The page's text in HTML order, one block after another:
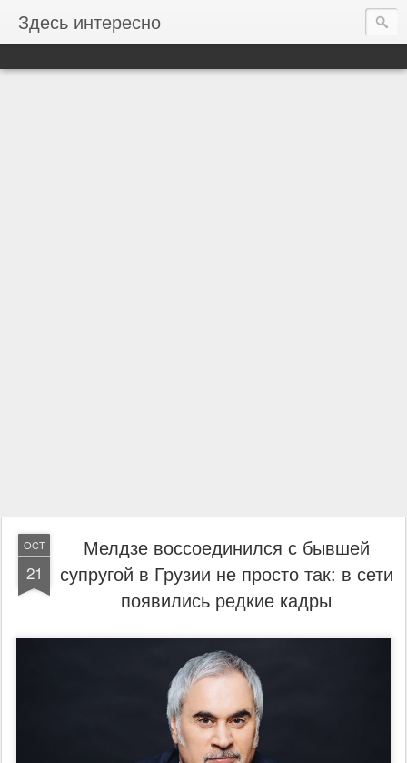
Здесь интересно
OCT
21
Мелдзе воссоединился с бывшей
супругой в Грузии не просто так: в сети
появились редкие кадры